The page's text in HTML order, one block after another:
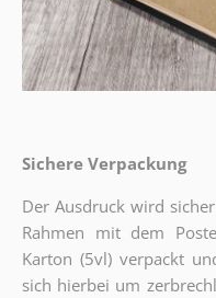
Sichere Verpackung
Der Ausdruck wird
Rahmen mit dem
Karton (5vl) verpackt
sich hierbei um